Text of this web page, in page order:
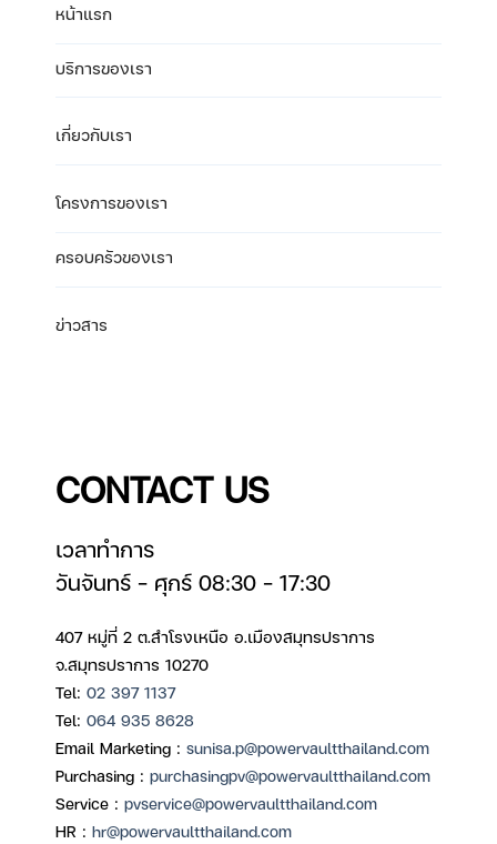
หน้าแรก
บริการของเรา
เกี่ยวกับเรา
โครงการของเรา
ครอบครัวของเรา
ข่าวสาร
CONTACT US
เวลาทำการ
วันจันทร์ – ศุกร์ 08:30 – 17:30
407 หมู่ที่ 2 ต.สำโรงเหนือ อ.เมืองสมุทรปราการ
จ.สมุทรปราการ 10270
Tel: 02 397 1137
Tel: 064 935 8628
Email Marketing : sunisa.p@powervaultthailand.com
Purchasing : purchasingpv@powervaultthailand.com
Service : pvservice@powervaultthailand.com
HR : hr@powervaultthailand.com